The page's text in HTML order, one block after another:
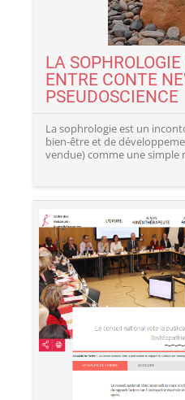
LA
ENTRE CONTE
PSEUDOSCIENCE
La sophrologie est un
bien-être et de
vendue) comme une simple